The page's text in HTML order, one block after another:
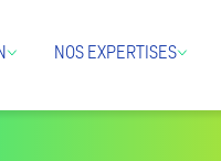
NOS EXPERTISES